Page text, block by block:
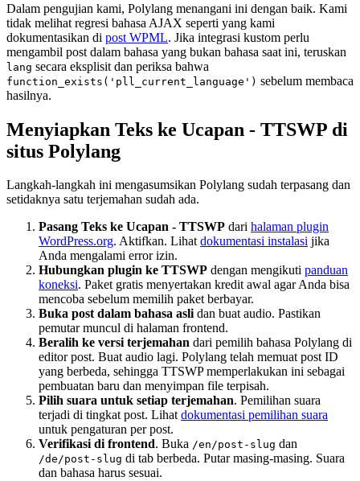
Dalam pengujian kami, Polylang menangani ini dengan baik. Kami
tidak melihat regresi bahasa AJAX seperti yang kami
dokumentasikan di post WPML. Jika integrasi kustom perlu
mengambil post dalam bahasa yang bukan bahasa saat ini, teruskan
lang secara eksplisit dan periksa bahwa
function_exists('pll_current_language') sebelum membaca
hasilnya.
Menyiapkan Teks ke Ucapan - TTSWP di
situs Polylang
Langkah-langkah ini mengasumsikan Polylang sudah terpasang dan
setidaknya satu terjemahan sudah ada.
Pasang Teks ke Ucapan - TTSWP dari halaman plugin
WordPress.org. Aktifkan. Lihatdokumentasi instalasi jika
Anda mengalami error izin.
Hubungkan plugin ke TTSWP dengan mengikuti panduan
koneksi. Paket gratis menyertakan kredit awal agar Anda bisa
mencoba sebelum memilih paket berbayar.
Buka post dalam bahasa aslidan buat audio. Pastikan
pemutar muncul di halaman frontend.
Beralih ke versi terjemahan dari pemilih bahasa Polylang di
editor post. Buat audio lagi. Polylang telah memuat post ID
yang berbeda, sehingga TTSWP memperlakukan ini sebagai
pembuatan baru dan menyimpan file terpisah.
Pilih suara untuk setiap terjemahan. Pemilihan suara
terjadi di tingkat post. Lihatdokumentasi pemilihan suara
untuk pengaturan per post.
Verifikasi di frontend. Buka /en/post-slug dan
/de/post-slug di tab berbeda. Putar masing-masing. Suara
dan bahasa harus sesuai.